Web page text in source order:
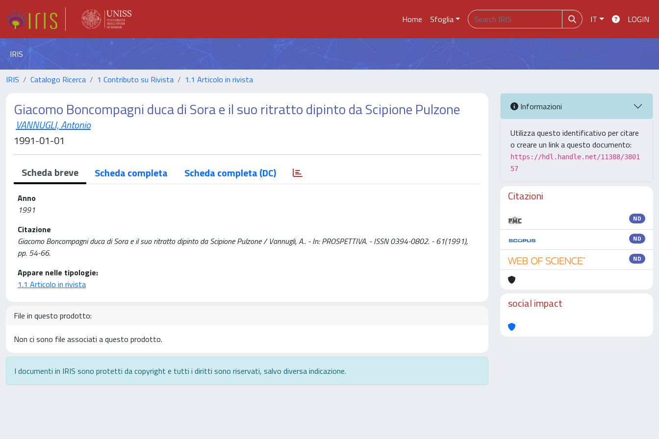
Home Sfoglia IT LOGIN
IRIS
IRIS Catalogo Ricerca 1 Contributo su Rivista 1.1 Articolo in rivista
Giacomo Boncompagni duca di Sora e il suo ritratto dipinto da Scipione Pulzone
VANNUGLI, Antonio
1991-01-01
Scheda breve Scheda completa Scheda completa (DC)
Anno
1991
Citazione
Giacomo Boncompagni duca di Sora e il suo ritratto dipinto da Scipione Pulzone / Vannugli, A.. - In: PROSPETTIVA. - ISSN 0394-0802. - 61(1991),
pp. 54-66.
Appare nelle tipologie:
1.1 Articolo in rivista
File in questo prodotto:
Non ci sono file associati a questo prodotto.
I documenti in IRIS sono protetti da copyright e tutti i diritti sono riservati, salvo diversa indicazione.
Informazioni
Utilizza questo identificativo per citare
o creare un link a questo documento:
https://hdl.handle.net/11388/3801
57
Citazioni
ND
ND
ND
social impact